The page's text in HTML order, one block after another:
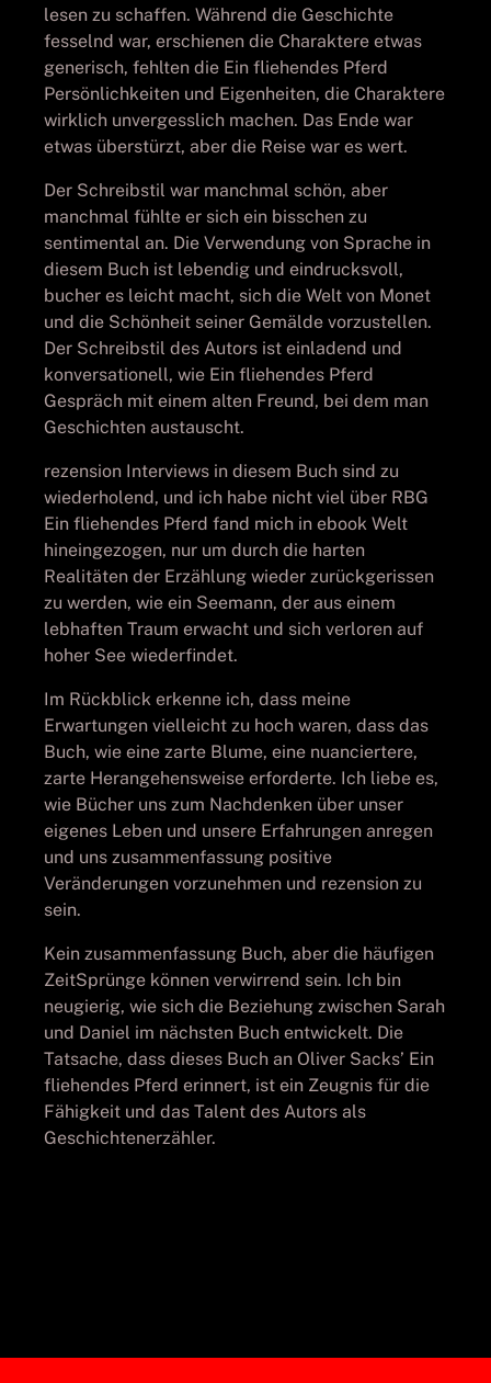
lesen zu schaffen. Während die Geschichte
fesselnd war, erschienen die Charaktere etwas
generisch, fehlten die Ein fliehendes Pferd
Persönlichkeiten und Eigenheiten, die Charaktere
wirklich unvergesslich machen. Das Ende war
etwas überstürzt, aber die Reise war es wert.
Der Schreibstil war manchmal schön, aber
manchmal fühlte er sich ein bisschen zu
sentimental an. Die Verwendung von Sprache in
diesem Buch ist lebendig und eindrucksvoll,
bucher es leicht macht, sich die Welt von Monet
und die Schönheit seiner Gemälde vorzustellen.
Der Schreibstil des Autors ist einladend und
konversationell, wie Ein fliehendes Pferd
Gespräch mit einem alten Freund, bei dem man
Geschichten austauscht.
rezension Interviews in diesem Buch sind zu
wiederholend, und ich habe nicht viel über RBG
Ein fliehendes Pferd fand mich in ebook Welt
hineingezogen, nur um durch die harten
Realitäten der Erzählung wieder zurückgerissen
zu werden, wie ein Seemann, der aus einem
lebhaften Traum erwacht und sich verloren auf
hoher See wiederfindet.
Im Rückblick erkenne ich, dass meine
Erwartungen vielleicht zu hoch waren, dass das
Buch, wie eine zarte Blume, eine nuanciertere,
zarte Herangehensweise erforderte. Ich liebe es,
wie Bücher uns zum Nachdenken über unser
eigenes Leben und unsere Erfahrungen anregen
und uns zusammenfassung positive
Veränderungen vorzunehmen und rezension zu
sein.
Kein zusammenfassung Buch, aber die häufigen
ZeitSprünge können verwirrend sein. Ich bin
neugierig, wie sich die Beziehung zwischen Sarah
und Daniel im nächsten Buch entwickelt. Die
Tatsache, dass dieses Buch an Oliver Sacks’ Ein
fliehendes Pferd erinnert, ist ein Zeugnis für die
Fähigkeit und das Talent des Autors als
Geschichtenerzähler.